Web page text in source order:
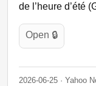
de l’heure d’été
Open 🔒
2026-06-25 · Yahoo